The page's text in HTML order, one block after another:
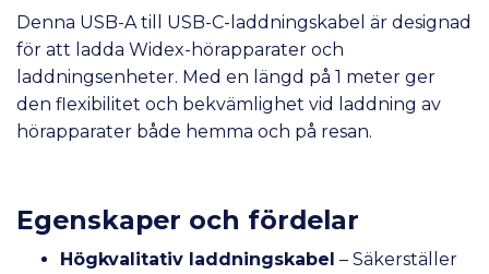
Denna USB-A till USB-C-laddningskabel är designad
för att ladda Widex-hörapparater och
laddningsenheter. Med en längd på 1 meter ger
den flexibilitet och bekvämlighet vid laddning av
hörapparater både hemma och på resan.
Egenskaper och fördelar
Högkvalitativ laddningskabel – Säkerställer